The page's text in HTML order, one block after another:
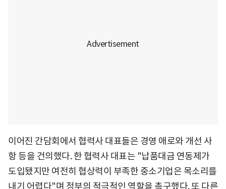
이어진 간담회에서 협력사 대표들은 경영 애로와 개선 사
항 등을 건의했다. 한 협력사 대표는 "납품대금 연동제가
도입됐지만 여전히 협상력이 부족한 중소기업은 목소리를
내기 어렵다"며 정부의 적극적인 역할을 촉구했다. 또 다른